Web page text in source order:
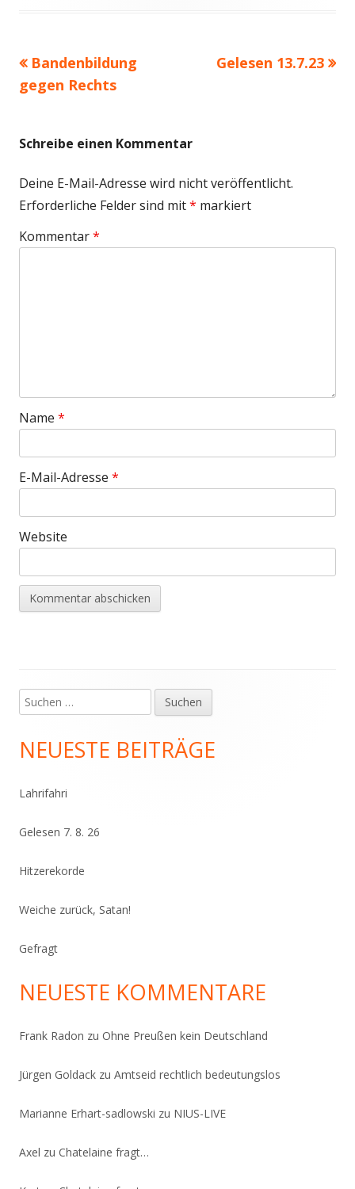
Beitragsnavigation
Vorheriger
Beitrag:
Bandenbildung
gegen Rechts
Nächster
Gelesen 13.7.23
Schreibe einen Kommentar
Deine E-Mail-Adresse wird nicht veröffentlicht.
Erforderliche Felder sind mit* markiert
Kommentar*
Name *
E-Mail-Adresse *
Website
Haupt-
Seitenleiste
Suchen
nach:
NEUESTE BEITRÄGE
Lahrifahri
Gelesen 7. 8. 26
Hitzerekorde
Weiche zurück, Satan!
Gefragt
NEUESTE KOMMENTARE
Frank Radon zu Ohne Preußen kein Deutschland
Jürgen Goldack zu Amtseid rechtlich bedeutungslos
Marianne Erhart-sadlowski zu NIUS-LIVE
Axel zu Chatelaine fragt…